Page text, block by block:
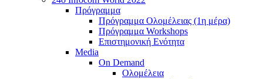
Πρόγραμμα
Πρόγραμμα Ολομέλειας (1η μέρα)
Πρόγραμμα Workshops
Επιστημονική Ενότητα
Media
On Demand
Ολομέλεια